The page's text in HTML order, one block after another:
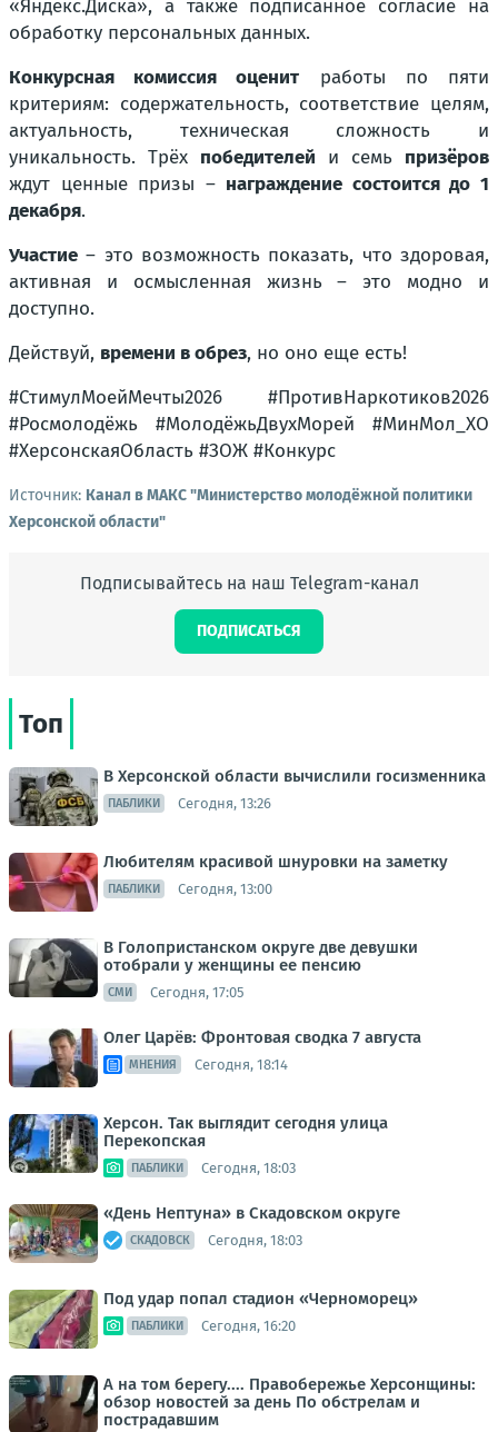
«Яндекс.Диска», а также подписанное согласие на
обработку персональных данных.
Конкурсная комиссия оценит работы по пяти
критериям: содержательность, соответствие целям,
актуальность, техническая сложность и
уникальность. Трёх победителей и семь призёров
ждут ценные призы – награждение состоится до 1
декабря.
Участие – это возможность показать, что здоровая,
активная и осмысленная жизнь – это модно и
доступно.
Действуй, времени в обрез, но оно еще есть!
#СтимулМоейМечты2026 #ПротивНаркотиков2026
#Росмолодёжь #МолодёжьДвухМорей #МинМол_ХО
#ХерсонскаяОбласть #ЗОЖ #Конкурс
Источник: Канал в МАКС "Министерство молодёжной политики
Херсонской области"
Подписывайтесь на наш Telegram-канал
ПОДПИСАТЬСЯ
Топ
В Херсонской области вычислили госизменника
ПАБЛИКИ Сегодня, 13:26
Любителям красивой шнуровки на заметку
ПАБЛИКИ Сегодня, 13:00
В Голопристанском округе две девушки
отобрали у женщины ее пенсию
СМИ Сегодня, 17:05
Олег Царёв: Фронтовая сводка 7 августа
МНЕНИЯ Сегодня, 18:14
Херсон. Так выглядит сегодня улица
Перекопская
ПАБЛИКИ Сегодня, 18:03
«День Нептуна» в Скадовском округе
СКАДОВСК Сегодня, 18:03
Под удар попал стадион «Черноморец»
ПАБЛИКИ Сегодня, 16:20
А на том берегу.... Правобережье Херсонщины:
обзор новостей за день По обстрелам и
пострадавшим